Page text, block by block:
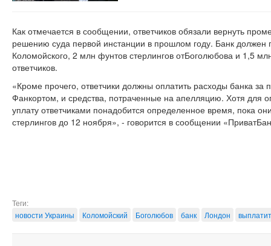
Как отмечается в сообщении, ответчиков обязали вернуть
решению суда первой инстанции в прошлом году. Банк должен
Коломойского, 2 млн фунтов стерлингов отБоголюбова и 1,5
ответчиков.
«Кроме прочего, ответчики должны оплатить расходы банка
Фанкортом, и средства, потраченные на апелляцию. Хотя для
уплату ответчиками понадобится определенное время, пока
стерлингов до 12 ноября», - говорится в сообщении
Теги:
новости Украины
Коломойский Боголюбов банк Лондон